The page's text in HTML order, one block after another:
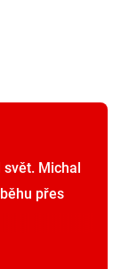
svět. Michal
přes